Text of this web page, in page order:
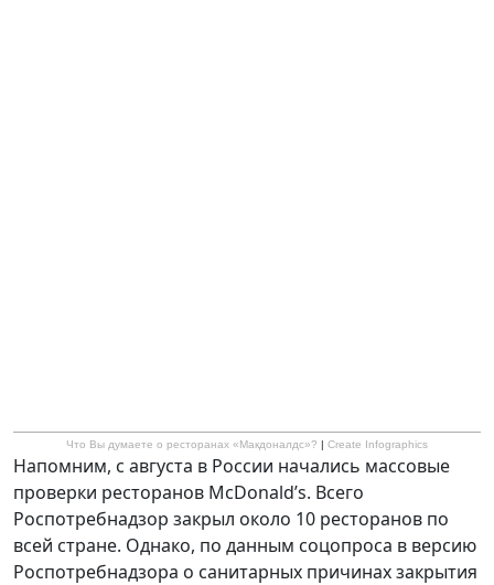
Что Вы думаете о ресторанах «Макдоналдс»? | Create Infographics
Напомним, с августа в России начались массовые
проверки ресторанов McDonald’s. Всего
Роспотребнадзор закрыл около 10 ресторанов по
всей стране. Однако, по данным соцопроса в версию
Роспотребнадзора о санитарных причинах закрытия